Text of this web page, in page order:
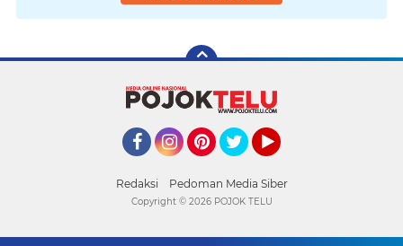
Redaksi Pedoman Media Siber
Copyright © 2026 POJOK TELU